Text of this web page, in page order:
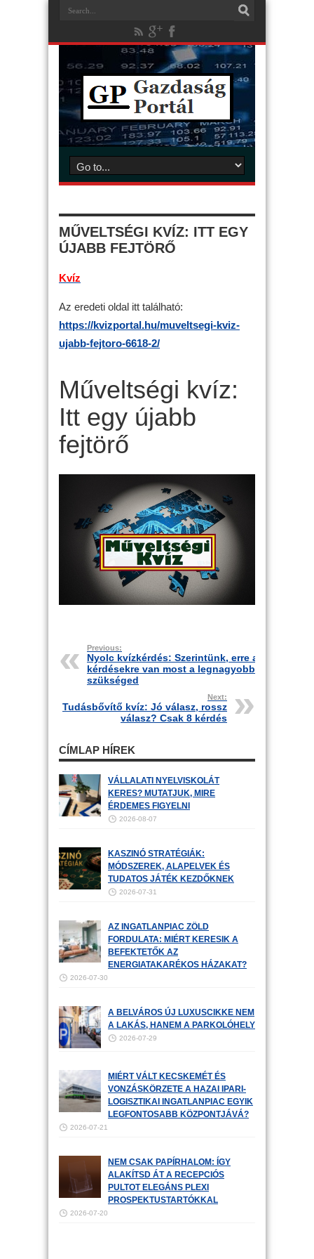
MŰVELTSÉGI KVÍZ: ITT EGY
ÚJABB FEJTÖRŐ
Kvíz
Az eredeti oldal itt található:
https://kvizportal.hu/muveltsegi-kviz-
ujabb-fejtoro-6618-2/
Műveltségi kvíz:
Itt egy újabb
fejtörő
Previous:
Nyolc kvízkérdés: Szerintünk, erre a
kérdésekre van most a legnagyobb
szükséged
Next:
Tudásbővítő kvíz: Jó válasz, rossz
válasz? Csak 8 kérdés
CÍMLAP HÍREK
VÁLLALATI NYELVISKOLÁT
KERES? MUTATJUK, MIRE
ÉRDEMES FIGYELNI
2026-08-07
KASZINÓ STRATÉGIÁK:
MÓDSZEREK, ALAPELVEK ÉS
TUDATOS JÁTÉK KEZDŐKNEK
2026-07-31
AZ INGATLANPIAC ZÖLD
FORDULATA: MIÉRT KERESIK A
BEFEKTETŐK AZ
ENERGIATAKARÉKOS HÁZAKAT?
2026-07-30
A BELVÁROS ÚJ LUXUSCIKKE NEM
A LAKÁS, HANEM A PARKOLÓHELY
2026-07-29
MIÉRT VÁLT KECSKEMÉT ÉS
VONZÁSKÖRZETE A HAZAI IPARI-
LOGISZTIKAI INGATLANPIAC EGYIK
LEGFONTOSABB KÖZPONTJÁVÁ?
2026-07-21
NEM CSAK PAPÍRHALOM: ÍGY
ALAKÍTSD ÁT A RECEPCIÓS
PULTOT ELEGÁNS PLEXI
PROSPEKTUSTARTÓKKAL
2026-07-20